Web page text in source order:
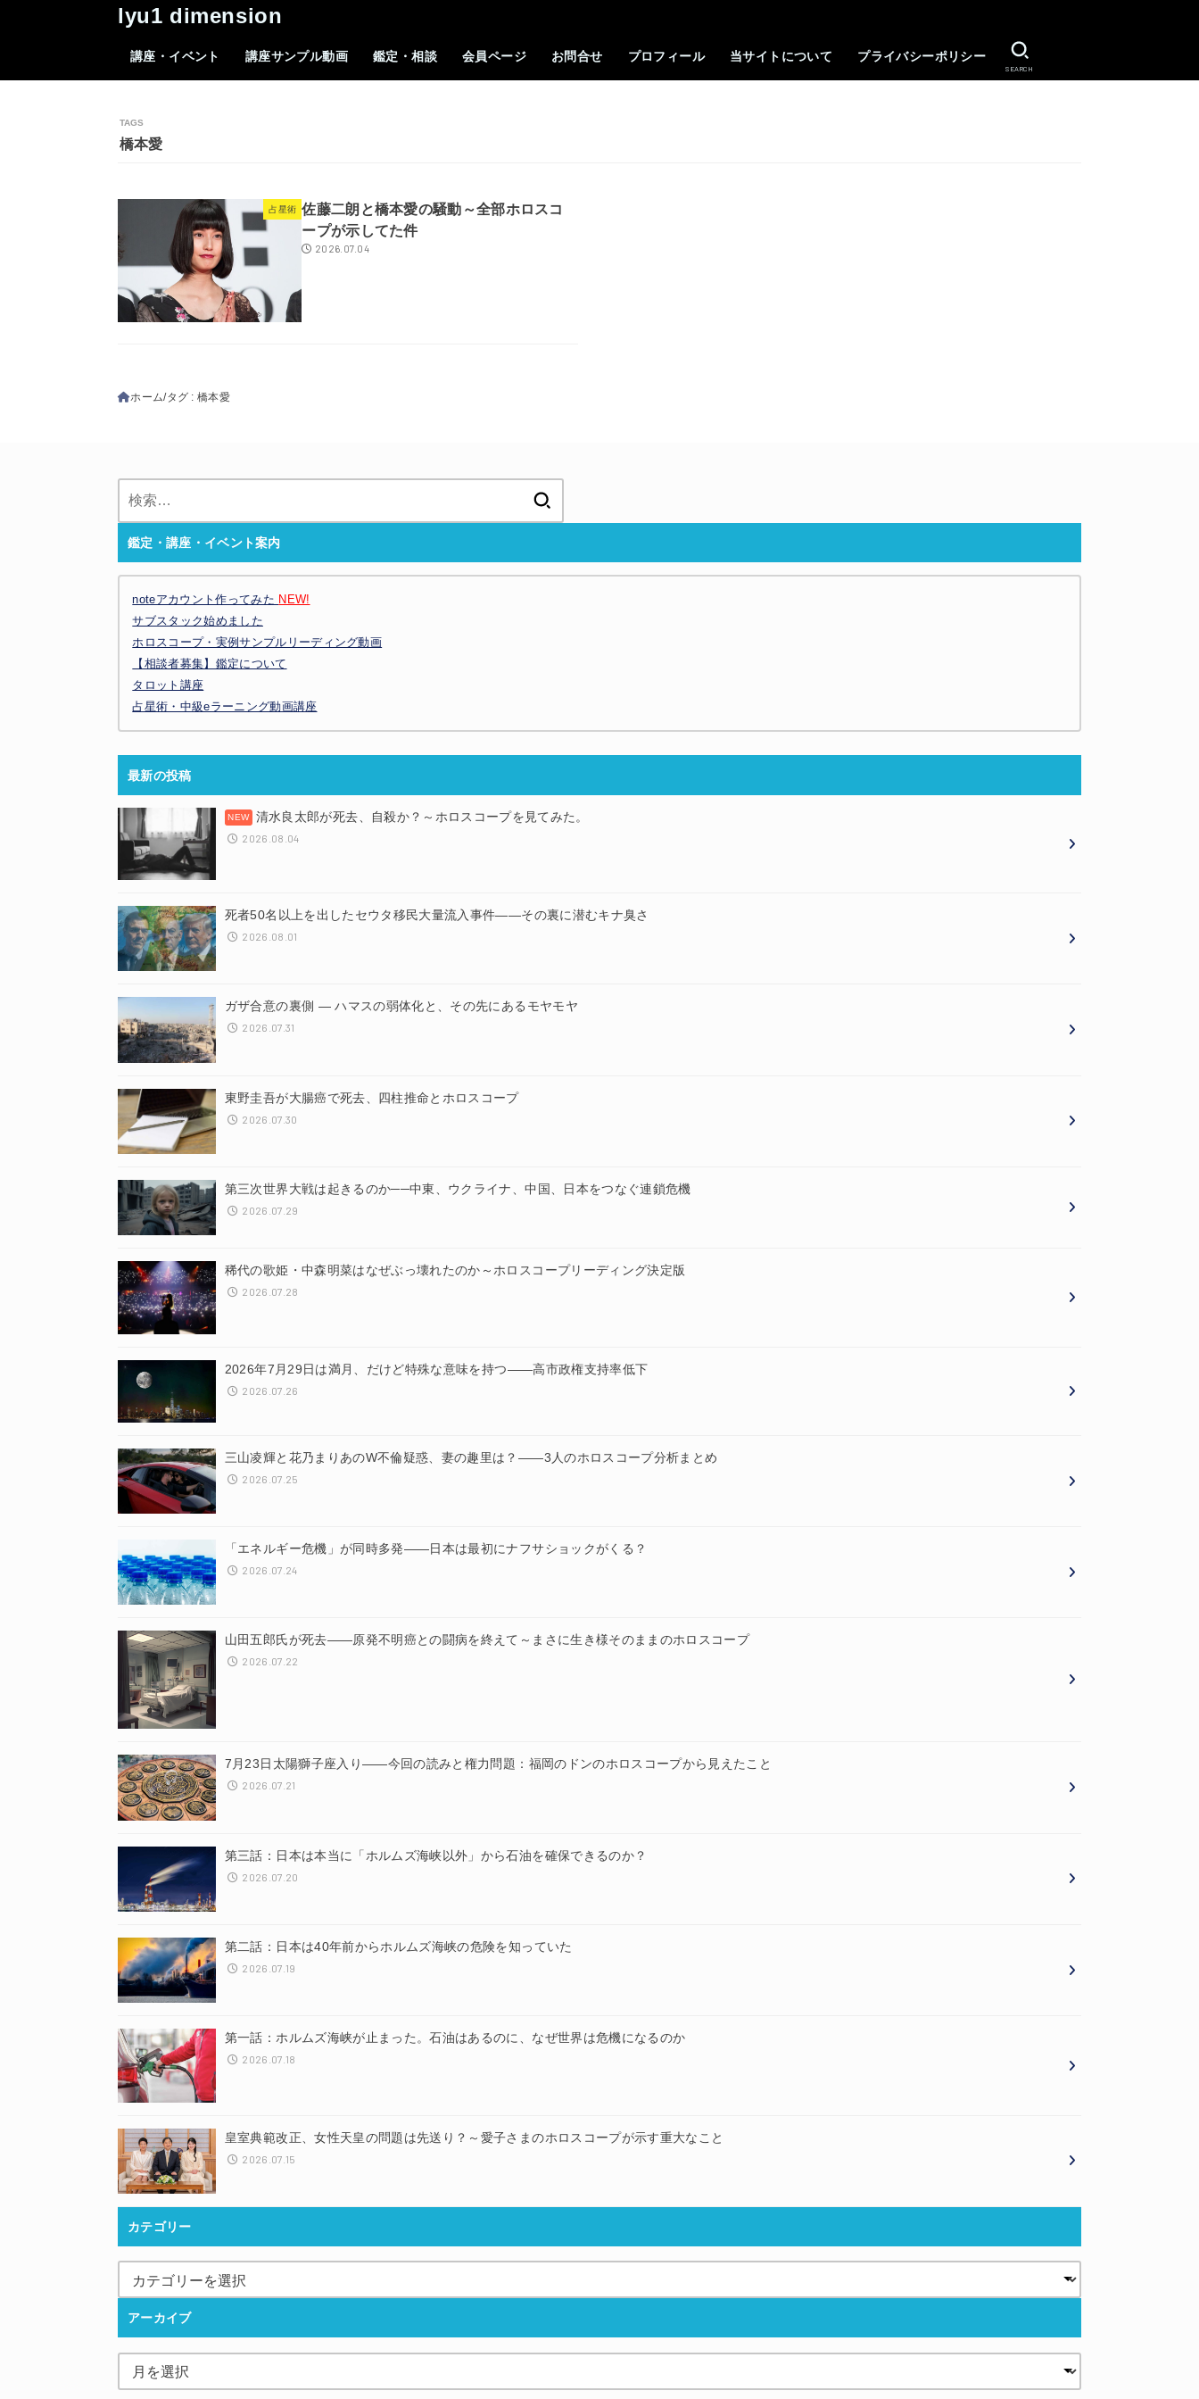
lyu1 dimension
講座・イベント 講座サンプル動画 鑑定・相談 会員ページ お問合せ プロフィール 当サイトについて プライバシーポリシー
SEARCH
橋本愛
占星術 佐藤二朗と橋本愛の騒動～全部ホロスコ
ープが示してた件
2026.07.04
ホーム タグ : 橋本愛
鑑定・講座・イベント案内
noteアカウント作ってみた NEW!
サブスタック始めました
ホロスコープ・実例サンプルリーディング動画
【相談者募集】鑑定について
タロット講座
占星術・中級eラーニング動画講座
最新の投稿
清水良太郎が死去、自殺か？～ホロスコープを見てみた。
2026.08.04
死者50名以上を出したセウタ移民大量流入事件——その裏に潜むキナ臭さ
2026.08.01
ガザ合意の裏側 ― ハマスの弱体化と、その先にあるモヤモヤ
2026.07.31
東野圭吾が大腸癌で死去、四柱推命とホロスコープ
2026.07.30
第三次世界大戦は起きるのか──中東、ウクライナ、中国、日本をつなぐ連鎖危機
2026.07.29
稀代の歌姫・中森明菜はなぜぶっ壊れたのか～ホロスコープリーディング決定版
2026.07.28
2026年7月29日は満月、だけど特殊な意味を持つ——高市政権支持率低下
2026.07.26
三山凌輝と花乃まりあのW不倫疑惑、妻の趣里は？——3人のホロスコープ分析まとめ
2026.07.25
「エネルギー危機」が同時多発——日本は最初にナフサショックがくる？
2026.07.24
山田五郎氏が死去——原発不明癌との闘病を終えて～まさに生き様そのままのホロスコープ
2026.07.22
7月23日太陽獅子座入り——今回の読みと権力問題：福岡のドンのホロスコープから見えたこと
2026.07.21
第三話：日本は本当に「ホルムズ海峡以外」から石油を確保できるのか？
2026.07.20
第二話：日本は40年前からホルムズ海峡の危険を知っていた
2026.07.19
第一話：ホルムズ海峡が止まった。石油はあるのに、なぜ世界は危機になるのか
2026.07.18
皇室典範改正、女性天皇の問題は先送り？～愛子さまのホロスコープが示す重大なこと
2026.07.15
カテゴリー
アーカイブ